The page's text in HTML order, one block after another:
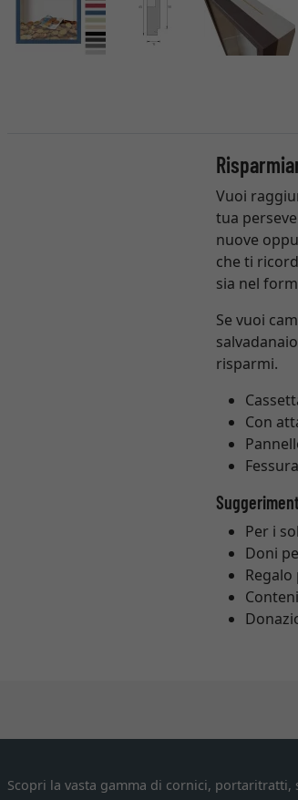
Vuoi
tua
nuove
che ti
sia nel
Se vuoi
risparmi.
Con
Per i
Doni
Scopri la vasta gamma di cornici,